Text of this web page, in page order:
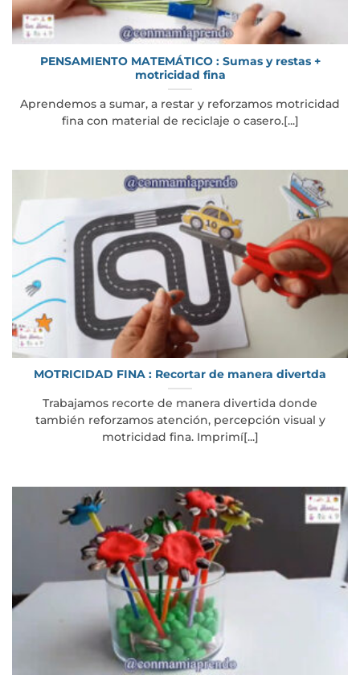
PENSAMIENTO MATEMÁTICO : Sumas y restas +
motricidad fina
Aprendemos a sumar, a restar y reforzamos motricidad
fina con material de reciclaje o casero.[...]
MOTRICIDAD FINA : Recortar de manera divertda
Trabajamos recorte de manera divertida donde
también reforzamos atención, percepción visual y
motricidad fina. Imprimí[...]